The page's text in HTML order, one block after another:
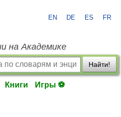
EN DE ES FR
на Академике
Найти!
Книги Игры ⚽